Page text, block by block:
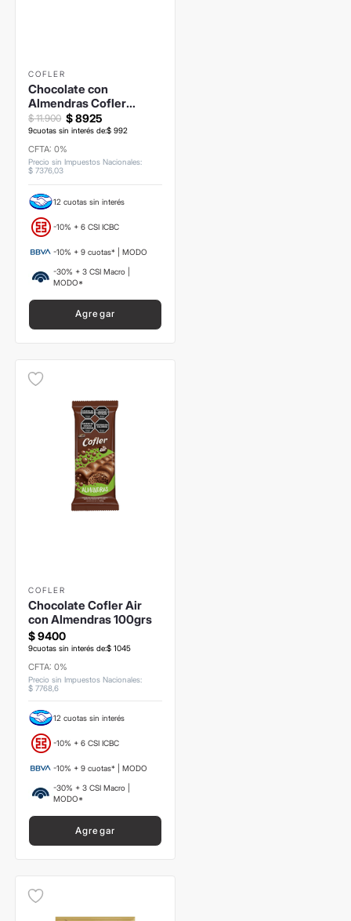
COFLER
Chocolate con
Almendras Cofler
140grs$8925
$ 11.900
9cuotas sin interés de:$ 992
CFTA: 0%
Precio sin Impuestos Nacionales:
$ 7376,03
12 cuotas sin interés
-10% + 6 CSI ICBC
-10% + 9 cuotas* | MODO
-30% + 3 CSI Macro |
MODO*
Agregar
COFLER
Chocolate Cofler Air
con Almendras 100grs
$9400
9cuotas sin interés de:$ 1045
CFTA: 0%
Precio sin Impuestos Nacionales:
$ 7768,6
12 cuotas sin interés
-10% + 6 CSI ICBC
-10% + 9 cuotas* | MODO
-30% + 3 CSI Macro |
MODO*
Agregar